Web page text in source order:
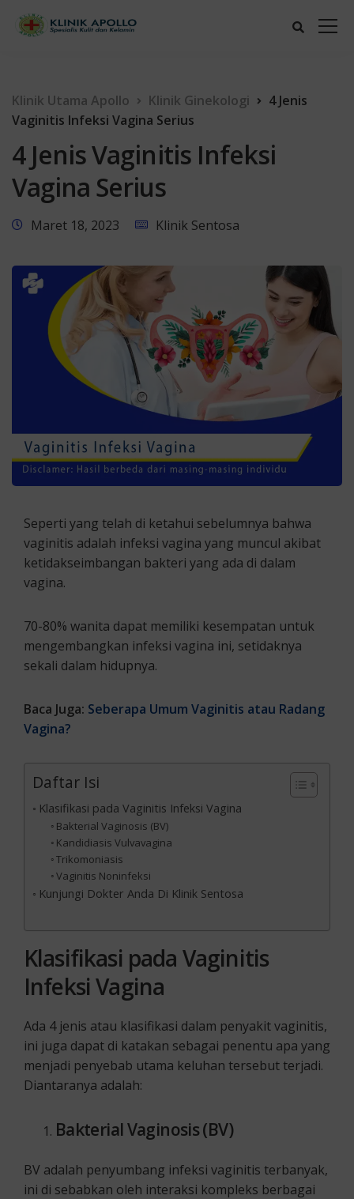
Klinik Utama Apollo Klinik Ginekologi
4 Jenis
Vaginitis Infeksi Vagina Serius
4 Jenis Vaginitis Infeksi
Vagina Serius
Maret 18, 2023 Klinik Sentosa
Seperti yang telah di ketahui sebelumnya bahwa
vaginitis adalah infeksi vagina yang muncul akibat
ketidakseimbangan bakteri yang ada di dalam
vagina.
70-80% wanita dapat memiliki kesempatan untuk
mengembangkan infeksi vagina ini, setidaknya
sekali dalam hidupnya.
Baca Juga: Seberapa Umum Vaginitis atau Radang
Vagina?
Daftar Isi
Klasifikasi pada Vaginitis Infeksi Vagina
Bakterial Vaginosis (BV)
Kandidiasis Vulvavagina
Trikomoniasis
Vaginitis Noninfeksi
Kunjungi Dokter Anda Di Klinik Sentosa
Klasifikasi pada Vaginitis
Infeksi Vagina
Ada 4 jenis atau klasifikasi dalam penyakit vaginitis,
ini juga dapat di katakan sebagai penentu apa yang
menjadi penyebab utama keluhan tersebut terjadi.
Diantaranya adalah:
Bakterial Vaginosis (BV)
BV adalah penyumbang infeksi vaginitis terbanyak,
ini di sebabkan oleh interaksi kompleks berbagai